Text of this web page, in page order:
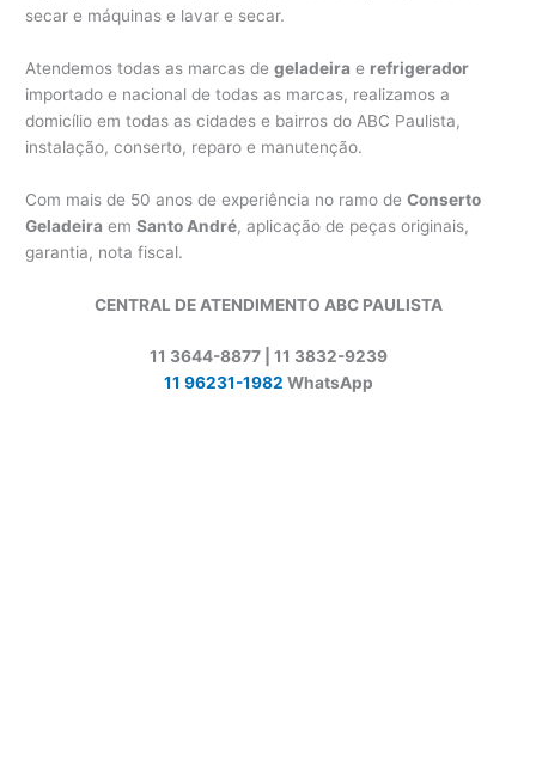
secar e máquinas e lavar e secar.
Atendemos todas as marcas degeladeira e refrigerador
importado e nacional de todas as marcas, realizamos a
domicílio em todas as cidades e bairros do ABC Paulista,
instalação, conserto, reparo e manutenção.
Com mais de 50 anos de experiência no ramo deConserto
Geladeira emSanto André, aplicação de peças originais,
garantia, nota fiscal.
CENTRAL DE ATENDIMENTO ABC PAULISTA
11 3644-8877 | 11 3832-9239
11 96231-1982 WhatsApp